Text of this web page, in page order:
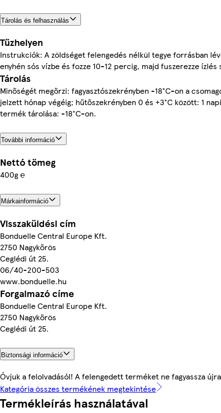
Tárolás és felhasználás
Tűzhelyen
Instrukciók: A zöldséget felengedés nélkül tegye forrásban
enyhén sós vízbe és fozze 10-12 percig, majd fuszerezze ízlés
Tárolás
Minőségét megőrzi: fagyasztószekrényben -18°C-on a
jelzett hónap végéig; hűtőszekrényben 0 és +3°C között: 1
termék tárolása: -18°C-on.
További információ
Nettó tömeg
400g ℮
Márkainformáció
Visszaküldési cím
Bonduelle Central Europe Kft.
2750 Nagykőrös
Ceglédi út 25.
06/40-200-503
www.bonduelle.hu
Forgalmazó címe
Bonduelle Central Europe Kft.
2750 Nagykőrös
Ceglédi út 25.
Biztonsági információ
Óvjuk a felolvadásól! A felengedett terméket ne fagyassza
Kategória összes termékének megtekintése
Termékleírás használatával